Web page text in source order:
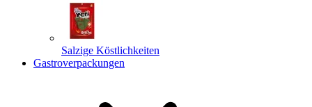
Salzige Köstlichkeiten
Gastroverpackungen